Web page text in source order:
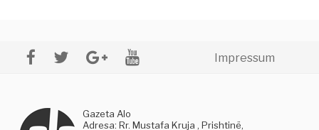
Impressum
Gazeta Alo
Adresa: Rr. Mustafa Kruja , Prishtinë,